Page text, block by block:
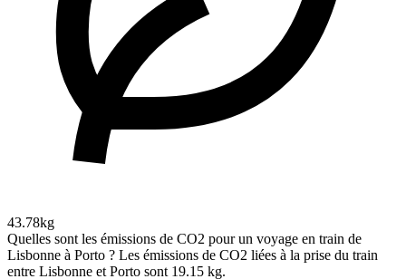
43.78kg
Quelles sont les émissions de CO2 pour un voyage en train de
Lisbonne à Porto ? Les émissions de CO2 liées à la prise du train
entre Lisbonne et Porto sont 19.15 kg.